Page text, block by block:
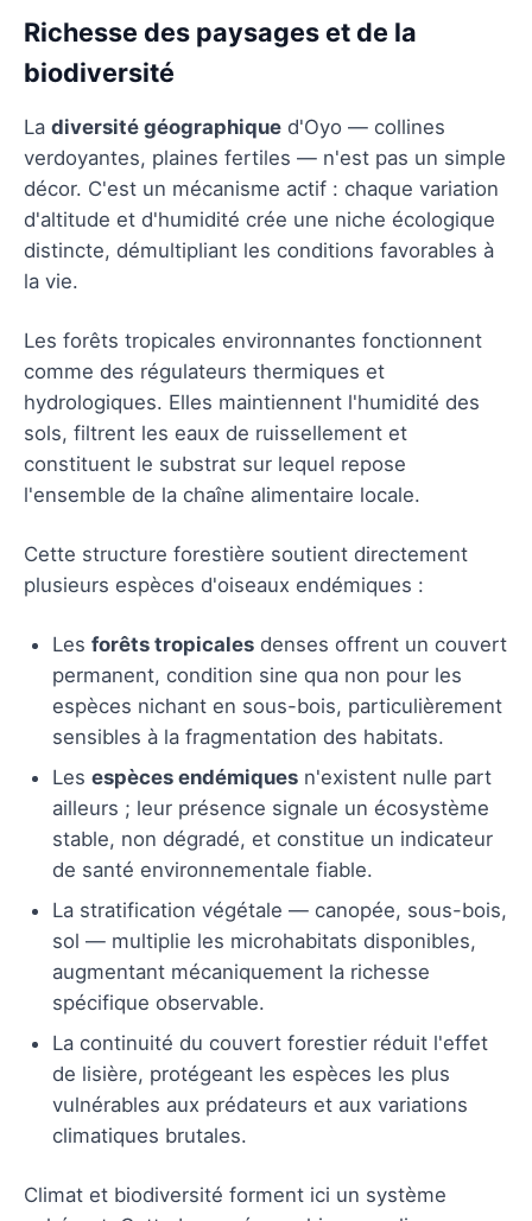
Richesse des paysages et de la
biodiversité
La diversité géographique d'Oyo — collines
verdoyantes, plaines fertiles — n'est pas un simple
décor. C'est un mécanisme actif : chaque variation
d'altitude et d'humidité crée une niche écologique
distincte, démultipliant les conditions favorables à
la vie.
Les forêts tropicales environnantes fonctionnent
comme des régulateurs thermiques et
hydrologiques. Elles maintiennent l'humidité des
sols, filtrent les eaux de ruissellement et
constituent le substrat sur lequel repose
l'ensemble de la chaîne alimentaire locale.
Cette structure forestière soutient directement
plusieurs espèces d'oiseaux endémiques :
Les forêts tropicales denses offrent un couvert
permanent, condition sine qua non pour les
espèces nichant en sous-bois, particulièrement
sensibles à la fragmentation des habitats.
Les espèces endémiques n'existent nulle part
ailleurs ; leur présence signale un écosystème
stable, non dégradé, et constitue un indicateur
de santé environnementale fiable.
La stratification végétale — canopée, sous-bois,
sol — multiplie les microhabitats disponibles,
augmentant mécaniquement la richesse
spécifique observable.
La continuité du couvert forestier réduit l'effet
de lisière, protégeant les espèces les plus
vulnérables aux prédateurs et aux variations
climatiques brutales.
Climat et biodiversité forment ici un système